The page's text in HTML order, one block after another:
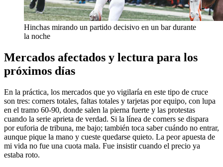
Hinchas mirando un partido decisivo en un bar durante
la noche
Mercados afectados y lectura para los
próximos días
En la práctica, los mercados que yo vigilaría en este tipo de cruce
son tres: corners totales, faltas totales y tarjetas por equipo, con lupa
en el tramo 60-90, donde salen la pierna fuerte y las protestas
cuando la serie aprieta de verdad. Si la línea de corners se dispara
por euforia de tribuna, me bajo; también toca saber cuándo no entrar,
aunque pique la mano y cueste quedarse quieto. La peor apuesta de
mi vida no fue una cuota mala. Fue insistir cuando el precio ya
estaba roto.